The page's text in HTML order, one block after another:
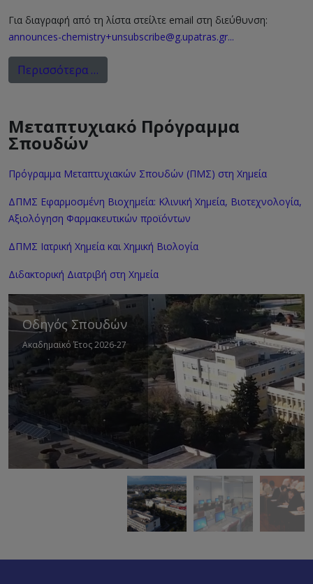
Για διαγραφή από τη λίστα στείλτε email στη διεύθυνση:
announces-chemistry+unsubscribe@g.upatras.gr...
Περισσότερα …
Μεταπτυχιακό Πρόγραμμα
Σπουδών
Πρόγραμμα Μεταπτυχιακών Σπουδών (ΠΜΣ) στη Χημεία
ΔΠΜΣ Εφαρμοσμένη Βιοχημεία: Κλινική Χημεία, Βιοτεχνολογία,
Αξιολόγηση Φαρμακευτικών προϊόντων
ΔΠΜΣ Ιατρική Χημεία και Χημική Βιολογία
Διδακτορική Διατριβή στη Χημεία
Οδηγός Σπουδών
Ακαδημαϊκό Έτος 2026-27